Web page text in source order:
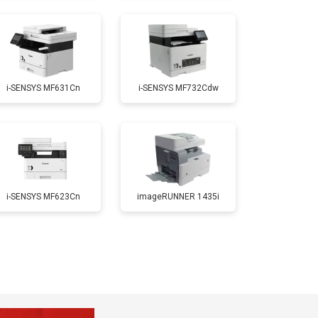
2700 ₽ Заказать
2500 ₽ Заказать
3500 ₽ Заказать
i-SENSYS MF631Cn i-SENSYS MF732Cdw
i-SENSYS MF623Cn imageRUNNER 1435i